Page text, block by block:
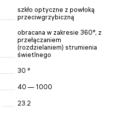
szkło optyczne z powłoką
przeciwgrzybiczną
obracana w zakresie 360°, z
przełączaniem
(rozdzielaniem) strumienia
świetlnego
30 °
40 — 1000
23.2